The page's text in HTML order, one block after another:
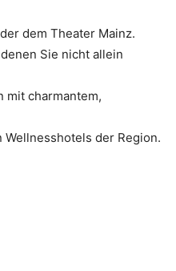
dem Theater Mainz.
Sie nicht allein
mit charmantem,
der Region.